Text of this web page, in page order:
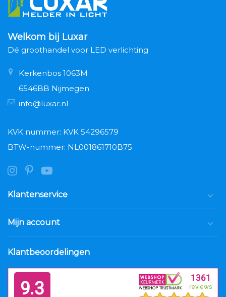
Welkom bij Luxar
Dé groothandel voor LED verlichting
Kerkenbos 1063M
6546BB Nijmegen
info@luxar.nl
KVK nummer: KVK 54296579
BTW-nummer: NL001861710B75
Klantenservice
Mijn account
Klantbeoordelingen